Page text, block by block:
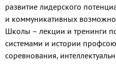
развитие лидерского
и коммуникативных
Школы – лекции и тренинги
системами и истории
соревнования,